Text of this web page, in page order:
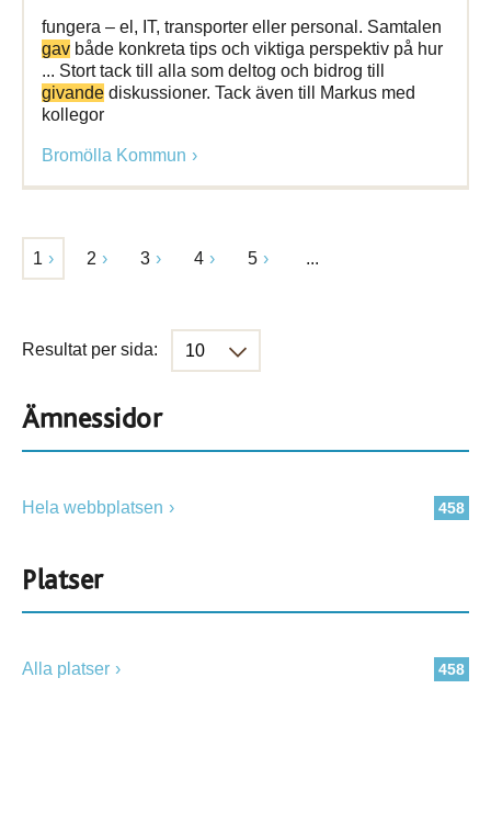
fungera – el, IT, transporter eller personal. Samtalen
gav både konkreta tips och viktiga perspektiv på hur
... Stort tack till alla som deltog och bidrog till
givande diskussioner. Tack även till Markus med
kollegor
Bromölla Kommun
1 2 3 4 5 ...
Resultat per sida:
Ämnessidor
458
Hela webbplatsen
Platser
458
Alla platser